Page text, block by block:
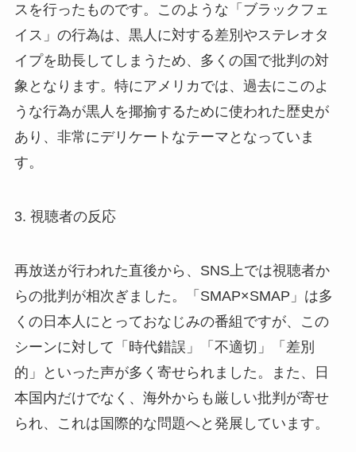
スを行ったものです。このような「ブラックフェ
イス」の行為は、黒人に対する差別やステレオタ
イプを助長してしまうため、多くの国で批判の対
象となります。特にアメリカでは、過去にこのよ
うな行為が黒人を揶揄するために使われた歴史が
あり、非常にデリケートなテーマとなっていま
す。
3. 視聴者の反応
再放送が行われた直後から、SNS上では視聴者か
らの批判が相次ぎました。「SMAP×SMAP」は多
くの日本人にとっておなじみの番組ですが、この
シーンに対して「時代錯誤」「不適切」「差別
的」といった声が多く寄せられました。また、日
本国内だけでなく、海外からも厳しい批判が寄せ
られ、これは国際的な問題へと発展しています。